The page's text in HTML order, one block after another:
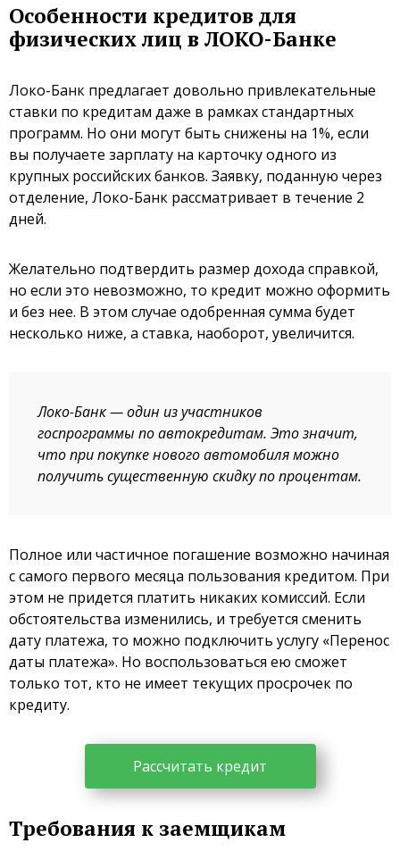
Особенности кредитов для
физических лиц в ЛОКО-Банке
Локо-Банк предлагает довольно привлекательные
ставки по кредитам даже в рамках стандартных
программ. Но они могут быть снижены на 1%, если
вы получаете зарплату на карточку одного из
крупных российских банков. Заявку, поданную через
отделение, Локо-Банк рассматривает в течение 2
дней.
Желательно подтвердить размер дохода справкой,
но если это невозможно, то кредит можно оформить
и без нее. В этом случае одобренная сумма будет
несколько ниже, а ставка, наоборот, увеличится.
Локо-Банк — один из участников
госпрограммы по автокредитам. Это значит,
что при покупке нового автомобиля можно
получить существенную скидку по процентам.
Полное или частичное погашение возможно начиная
с самого первого месяца пользования кредитом. При
этом не придется платить никаких комиссий. Если
обстоятельства изменились, и требуется сменить
дату платежа, то можно подключить услугу «Перенос
даты платежа». Но воспользоваться ею сможет
только тот, кто не имеет текущих просрочек по
кредиту.
Рассчитать кредит
Требования к заемщикам